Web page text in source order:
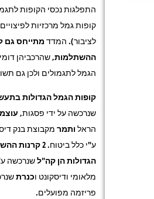
התפלגות נכסי הקופות
קופות גמל מרכזיות לפיצויים
לציבור). המדד מתייחס גם
ההשתלמות, שהרכביהן
הגמל לתגמולים ולכן גם
קופות הגמל הגדולות
שנרכשה על ידי פסגות,
הראל ותמר מקבוצת בנק
ע"י כלל ביטוח.
2 קרנות
הגדולות הן קה"לשנרכשה
מלאומי ודיסקונט וכנרת
פריזמה מפועלים.